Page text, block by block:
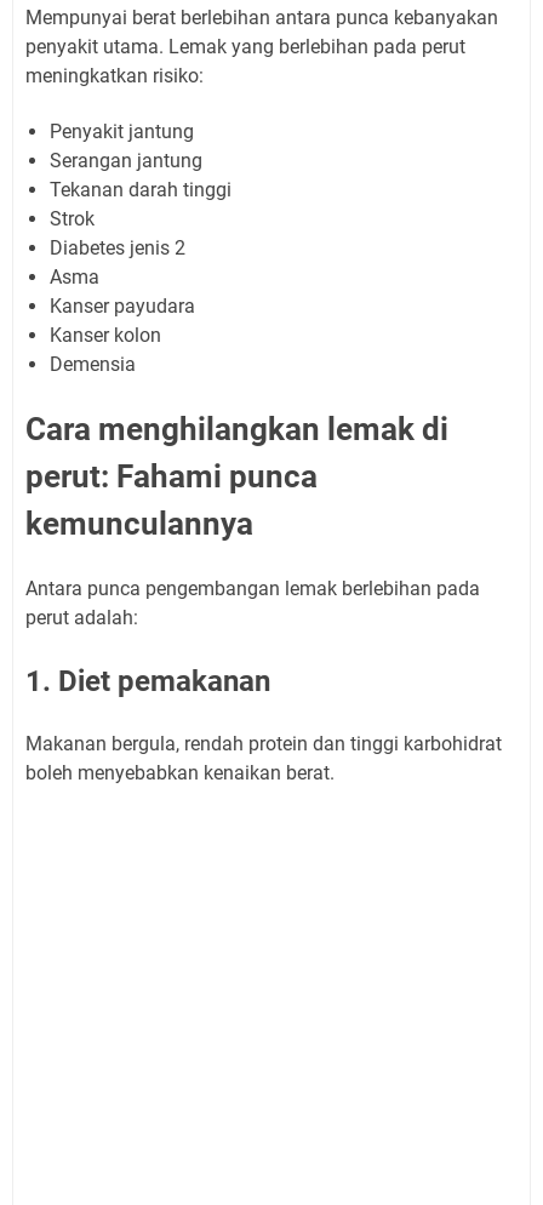
Mempunyai berat berlebihan antara punca kebanyakan
penyakit utama. Lemak yang berlebihan pada perut
meningkatkan risiko:
Penyakit jantung
Serangan jantung
Tekanan darah tinggi
Strok
Diabetes jenis 2
Asma
Kanser payudara
Kanser kolon
Demensia
Cara menghilangkan lemak di
perut: Fahami punca
kemunculannya
Antara punca pengembangan lemak berlebihan pada
perut adalah:
1. Diet pemakanan
Makanan bergula, rendah protein dan tinggi karbohidrat
boleh menyebabkan kenaikan berat.